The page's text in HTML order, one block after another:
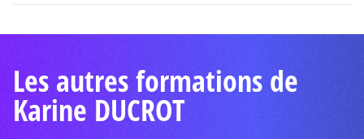
Les autres formations de
Karine DUCROT